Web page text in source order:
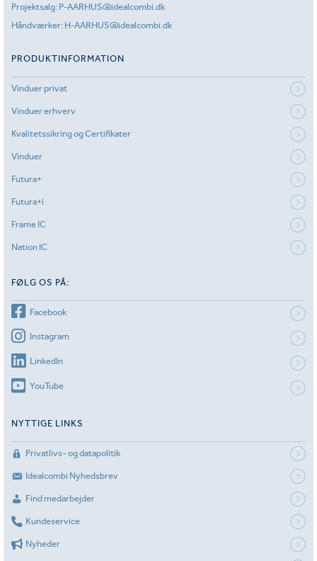
Projektsalg: P-AARHUS@idealcombi.dk
Håndværker: H-AARHUS@idealcombi.dk
PRODUKTINFORMATION
Vinduer privat
Vinduer erhverv
Kvalitetssikring og Certifikater
Vinduer
Futura+
Futura+i
Frame IC
Nation IC
FØLG OS PÅ:
Facebook
Instagram
LinkedIn
YouTube
NYTTIGE LINKS
Privatlivs- og datapolitik
Idealcombi Nyhedsbrev
Find medarbejder
Kundeservice
Nyheder